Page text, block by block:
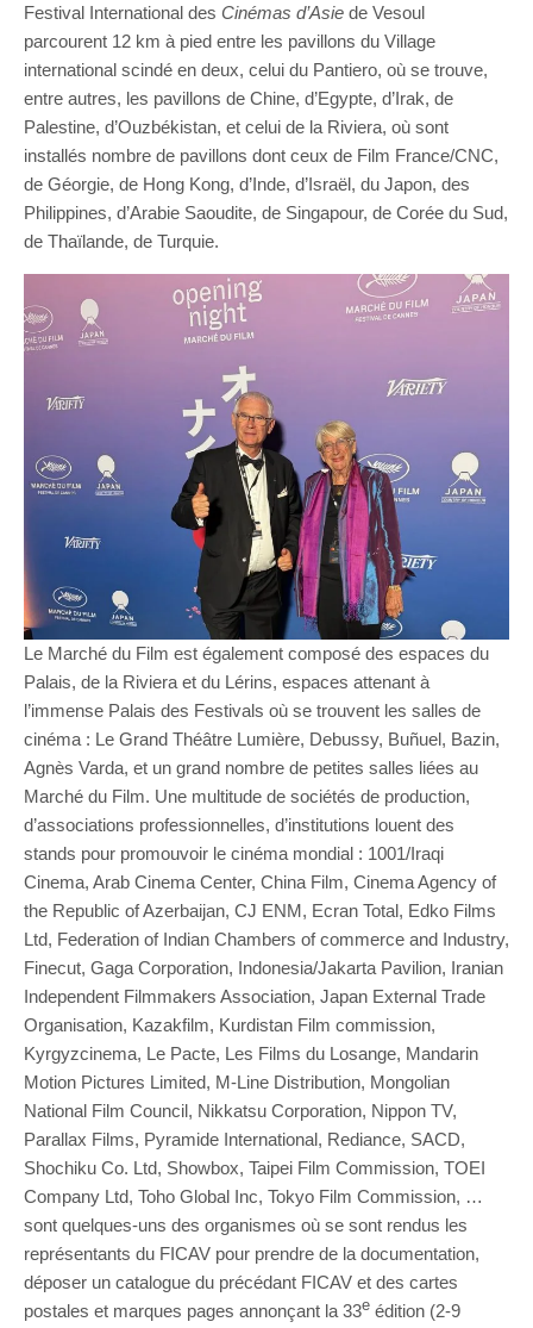
Festival International des Cinémas d’Asie de Vesoul
parcourent 12 km à pied entre les pavillons du Village
international scindé en deux, celui du Pantiero, où se trouve,
entre autres, les pavillons de Chine, d’Egypte, d’Irak, de
Palestine, d’Ouzbékistan, et celui de la Riviera, où sont
installés nombre de pavillons dont ceux de Film France/CNC,
de Géorgie, de Hong Kong, d’Inde, d’Israël, du Japon, des
Philippines, d’Arabie Saoudite, de Singapour, de Corée du Sud,
de Thaïlande, de Turquie.
Le Marché du Film est également composé des espaces du
Palais, de la Riviera et du Lérins, espaces attenant à
l’immense Palais des Festivals où se trouvent les salles de
cinéma : Le Grand Théâtre Lumière, Debussy, Buñuel, Bazin,
Agnès Varda, et un grand nombre de petites salles liées au
Marché du Film. Une multitude de sociétés de production,
d’associations professionnelles, d’institutions louent des
stands pour promouvoir le cinéma mondial : 1001/Iraqi
Cinema, Arab Cinema Center, China Film, Cinema Agency of
the Republic of Azerbaijan, CJ ENM, Ecran Total, Edko Films
Ltd, Federation of Indian Chambers of commerce and Industry,
Finecut, Gaga Corporation, Indonesia/Jakarta Pavilion, Iranian
Independent Filmmakers Association, Japan External Trade
Organisation, Kazakfilm, Kurdistan Film commission,
Kyrgyzcinema, Le Pacte, Les Films du Losange, Mandarin
Motion Pictures Limited, M-Line Distribution, Mongolian
National Film Council, Nikkatsu Corporation, Nippon TV,
Parallax Films, Pyramide International, Rediance, SACD,
Shochiku Co. Ltd, Showbox, Taipei Film Commission, TOEI
Company Ltd, Toho Global Inc, Tokyo Film Commission, …
sont quelques-uns des organismes où se sont rendus les
représentants du FICAV pour prendre de la documentation,
déposer un catalogue du précédant FICAV et des cartes
postales et marques pages annonçant la 33e édition (2-9